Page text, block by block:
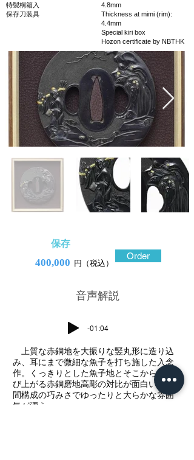
特製桐箱入
保存刀装具
4.8mm
Thickness at mimi (rim):
4.4mm
Special kiri box
Hozon certificate by NBTHK
保存
400,000 円（税込）
Order
​音声解説
-01:04
上質な赤銅地を大振りな竪丸形に造り込
み、耳にまで微細な魚子を打ち施した入念
作。くっきりとした魚子地とそこから浮か
び上がる赤銅磨地高彫の対比が面白い。空
間構成の巧みさでゆったりと大らかな雰囲
気が漂う。